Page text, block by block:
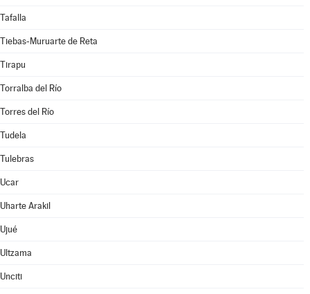
Tafalla
Tiebas-Muruarte de Reta
Tirapu
Torralba del Río
Torres del Río
Tudela
Tulebras
Ucar
Uharte Arakil
Ujué
Ultzama
Unciti